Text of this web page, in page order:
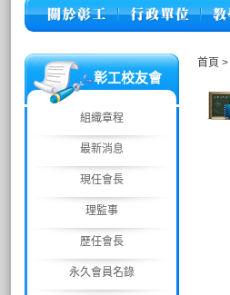
彰工校友會
組織章程
最新消息
現任會長
理監事
歷任會長
永久會員名錄
首頁 >